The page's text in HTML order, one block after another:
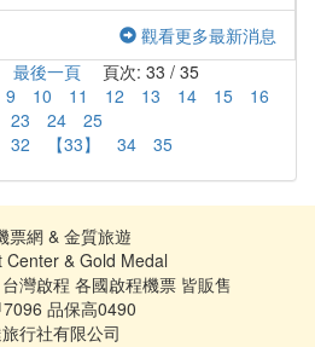
觀看更多最新消息
最後一頁 頁次: 33 / 35
9 10 11 12 13 14 15
16
23 24
25
32 【33】 34 35
票網 & 金質旅遊
Center & Gold Medal
灣啟程 各國啟程機票 皆販售
品保高0490
行社有限公司